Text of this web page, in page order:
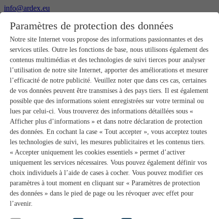
info@ardex.eu
Français
Produits
Aperçu des produits
Gros-œuvre
Pose de chape
Primaires et préparation de supports
Enduits de ragréage pour sols
Étanchéités
Mortiers-colles carrelage
Mortiers de jointoiement
Étanchéités pour joints
Colles d’assemblage
Pose de pierres naturelles
Colles pour revêtements de sols et parquets
Enduits de ragréage muraux
Accessoires
PANDOMO®
Paramètres de protection des données
Notre site Internet vous propose des informations passionnantes et des
services utiles. Outre les fonctions de base, nous utilisons également des
contenus multimédias et des technologies de suivi tierces pour analyser
l’utilisation de notre site Internet, apporter des améliorations et mesurer
l’efficacité de notre publicité. Veuillez noter que dans ces cas, certaines
de vos données peuvent être transmises à des pays tiers. Il est également
possible que des informations soient enregistrées sur votre terminal ou
lues par celui-ci. Vous trouverez des informations détaillées sous «
Afficher plus d’informations » et dans notre déclaration de protection
des données. En cochant la case « Tout accepter », vous acceptez toutes
les technologies de suivi, les mesures publicitaires et les contenus tiers.
« Accepter uniquement les cookies essentiels » permet d’activer
uniquement les services nécessaires. Vous pouvez également définir vos
choix individuels à l’aide de cases à cocher. Vous pouvez modifier ces
paramètres à tout moment en cliquant sur « Paramètres de protection
des données » dans le pied de page ou les révoquer avec effet pour
l’avenir.